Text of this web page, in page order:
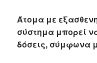
Άτομα με
σύστημα μπορεί
δόσεις, σύμφωνα